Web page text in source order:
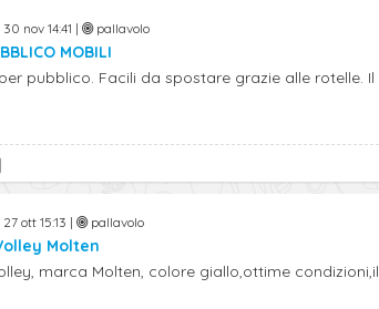
30 nov 14:41 | pallavolo
MOBILI
pubblico. Facili da spostare grazie alle rotelle. Il
27 ott 15:13 | pallavolo
Molten
marca Molten, colore giallo,ottime condizioni,il